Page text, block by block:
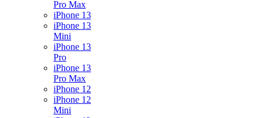
Pro Max
iPhone 13
iPhone 13
Mini
iPhone 13
Pro
iPhone 13
Pro Max
iPhone 12
iPhone 12
Mini